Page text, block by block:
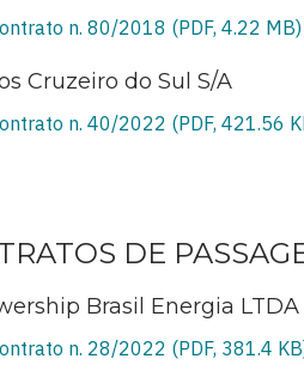
n. 80/2018 (PDF, 4.22 MB)
Cruzeiro do Sul S/A
n. 40/2022 (PDF, 421.56
DE
Brasil Energia LTDA
n. 28/2022 (PDF, 381.4